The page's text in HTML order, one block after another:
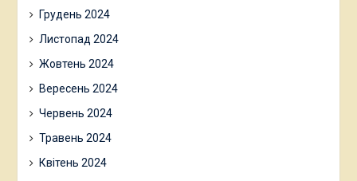
Грудень 2024
Листопад 2024
Жовтень 2024
Вересень 2024
Червень 2024
Травень 2024
Квітень 2024